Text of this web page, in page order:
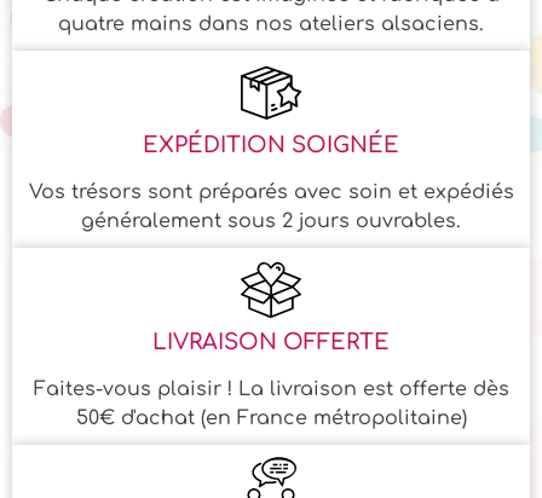
quatre mains dans nos ateliers alsaciens.
EXPÉDITION SOIGNÉE
Vos trésors sont préparés avec soin et expédiés
généralement sous 2 jours ouvrables.
LIVRAISON OFFERTE
Faites-vous plaisir ! La livraison est offerte dès
50€ d'achat (en France métropolitaine)